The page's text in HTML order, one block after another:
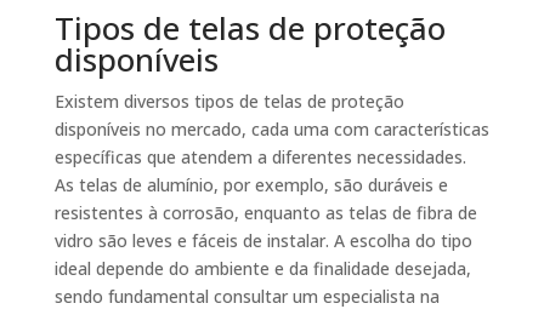
Tipos de telas de proteção
disponíveis
Existem diversos tipos de telas de proteção
disponíveis no mercado, cada uma com características
específicas que atendem a diferentes necessidades.
As telas de alumínio, por exemplo, são duráveis e
resistentes à corrosão, enquanto as telas de fibra de
vidro são leves e fáceis de instalar. A escolha do tipo
ideal depende do ambiente e da finalidade desejada,
sendo fundamental consultar um especialista na